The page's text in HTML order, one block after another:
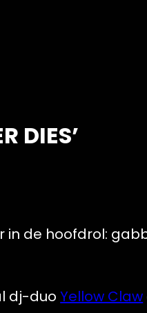
DIES’
de hoofdrol:
dj-duoYellow Claw